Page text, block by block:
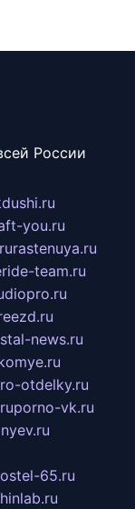
России
you.ru
rastenuya.ru
team.ru
news.ru
otdelky.ru
porno-vk.ru
65.ru